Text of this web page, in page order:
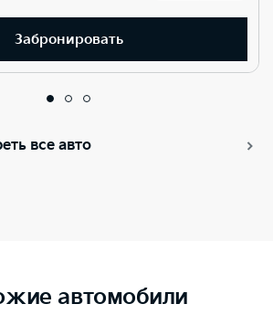
Забронировать
все авто
автомобили